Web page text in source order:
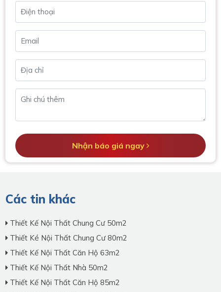
Nhận báo giá ngay
Các tin khác
Thiết Kế Nội Thất Chung Cư 50m2
Thiết Ké Nội Thất Chung Cư 80m2
Thiết Kế Nội Thất Căn Hộ 63m2
Thiết Kế Nội Thất Nhà 50m2
Thiết Kế Nội Thất Căn Hộ 85m2